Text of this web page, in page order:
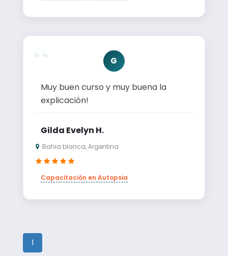
G
muy buen curso y muy buena la
explicación!
Gilda Evelyn H.
Bahia blanca, Argentina
Capacitación en Autopsia
1